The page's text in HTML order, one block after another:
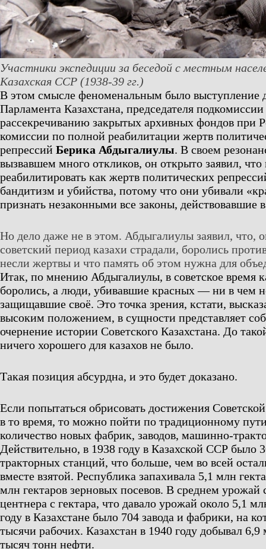
Участники экспедиции за беседой с местным
Казахская ССР (1938-39 гг.)
В этом смысле феноменальным было выступление
Парламента Казахстана, председателя
рассекречиванию закрытых архивных фондов при
комиссии по полной реабилитации жертв
репрессий Берика Абдыгалиулы. В своем
вызвавшем много откликов, он открыто заявил,
реабилитировать как жертв политических
бандитизм и убийства, потому что они убивали
признать незаконными все законы, действовавшие
Но дело даже не в этом. Абдыгалиулы заявил, что,
советский период казахи страдали, боролись
несли жертвы и что память об этом нужна для
Итак, по мнению Абдыгалиулы, в советское время
боролись, а люди, убивавшие красных — ни в чем
защищавшие своё. Это точка зрения, кстати,
высоким положением, в сущности представляет
очернение истории Советского Казахстана. До
ничего хорошего для казахов не было.
Такая позиция абсурдна, и это будет доказано.
Если попытаться обрисовать достижения
в то время, то можно пойти по традиционному
количество новых фабрик, заводов, машинно-
Действительно, в 1938 году в Казахской ССР было
тракторных станций, что больше, чем во всей
вместе взятой. Республика запахивала 5,1 млн
млн гектаров зерновых посевов. В среднем урожай
центнера с гектара, что давало урожай около 5,1
году в Казахстане было 704 завода и фабрики, на
тысячи рабочих. Казахстан в 1940 году добывал
тысяч тонн нефти.